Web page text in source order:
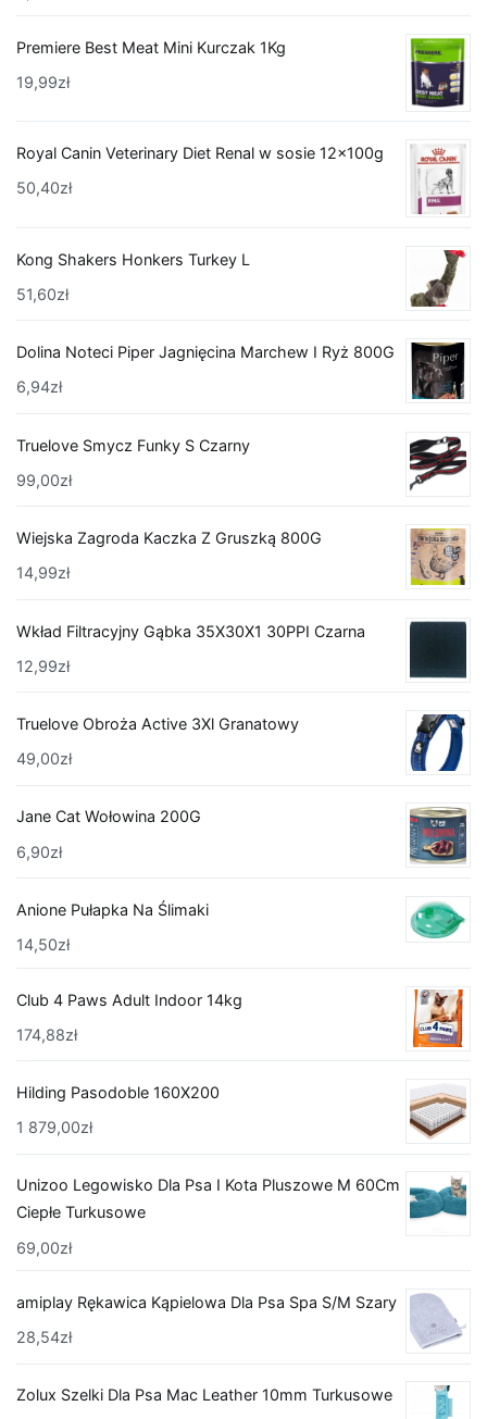
Premiere Best Meat Mini Kurczak 1Kg
19,99zł
Royal Canin Veterinary Diet Renal w sosie 12x100g
50,40zł
Kong Shakers Honkers Turkey L
51,60zł
Dolina Noteci Piper Jagnięcina Marchew I Ryż 800G
6,94zł
Truelove Smycz Funky S Czarny
99,00zł
Wiejska Zagroda Kaczka Z Gruszką 800G
14,99zł
Wkład Filtracyjny Gąbka 35X30X1 30PPI Czarna
12,99zł
Truelove Obroża Active 3Xl Granatowy
49,00zł
Jane Cat Wołowina 200G
6,90zł
Anione Pułapka Na Ślimaki
14,50zł
Club 4 Paws Adult Indoor 14kg
174,88zł
Hilding Pasodoble 160X200
1 879,00zł
Unizoo Legowisko Dla Psa I Kota Pluszowe M 60Cm
Ciepłe Turkusowe
69,00zł
amiplay Rękawica Kąpielowa Dla Psa Spa S/M Szary
28,54zł
Zolux Szelki Dla Psa Mac Leather 10mm Turkusowe